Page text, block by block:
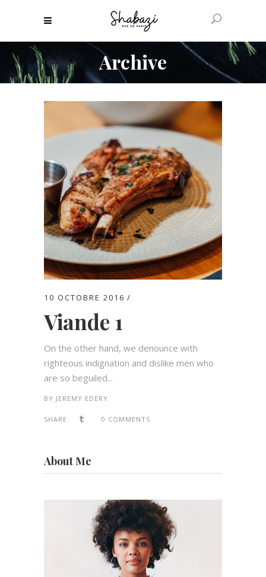
Archive
10 OCTOBRE 2016
Viande 1
On the other hand, we denounce with
righteous indignation and dislike men who
are so beguiled...
BY JEREMY EDERY
SHARE: 0 COMMENTS
About Me